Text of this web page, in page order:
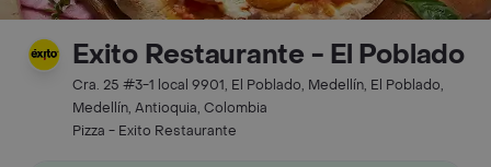
Exito Restaurante - El Poblado
Cra. 25 #3-1 local 9901, El Poblado, Medellín, El Poblado,
Medellín, Antioquia, Colombia
Pizza - Exito Restaurante